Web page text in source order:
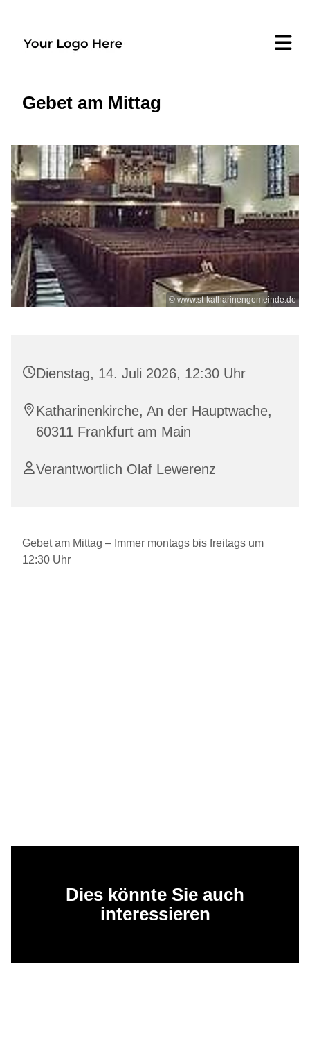
Gebet am Mittag
© www.st-katharinengemeinde.de
Dienstag, 14. Juli 2026, 12:30 Uhr
Katharinenkirche, An der Hauptwache,
60311 Frankfurt am Main
Verantwortlich Olaf Lewerenz
Gebet am Mittag – Immer montags bis freitags um
12:30 Uhr
Dies könnte Sie auch
interessieren